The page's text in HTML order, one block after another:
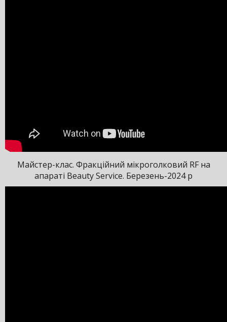
Майстер-клас. Фракційний мікроголковий RF на
апараті Beauty Service. Березень-2024 р